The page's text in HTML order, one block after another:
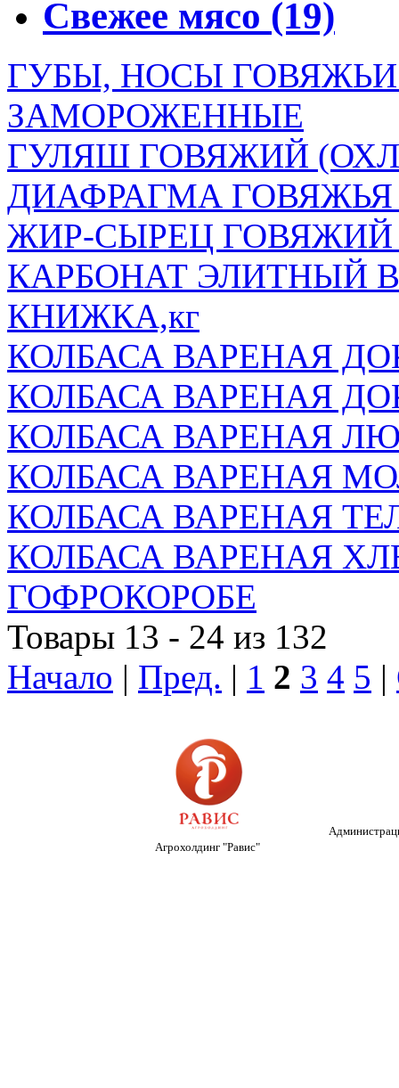
Свежее мясо (19)
ГУБЫ, НОСЫ
ЗАМОРОЖЕННЫЕ
ГУЛЯШ ГОВЯЖИЙ
ДИАФРАГМА
ЖИР-СЫРЕЦ
КАРБОНАТ ЭЛИТНЫЙ
КНИЖКА,кг
КОЛБАСА ВАРЕНАЯ
КОЛБАСА ВАРЕНАЯ
КОЛБАСА ВАРЕНАЯ
КОЛБАСА ВАРЕНАЯ
КОЛБАСА ВАРЕНАЯ
КОЛБАСА ВАРЕНАЯ
ГОФРОКОРОБЕ
Товары 13 - 24 из 132
Начало | Пред. | 1 2 3 4 5 |
Агрохолдинг "Равис"